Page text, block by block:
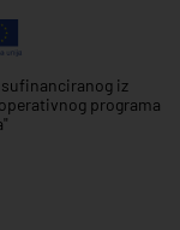
iz
programa